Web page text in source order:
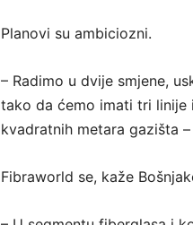
Planovi su ambiciozni.
– Radimo u dvije smjene,
tako da ćemo imati tri
kvadratnih metara gazišta
Fibraworld se, kaže